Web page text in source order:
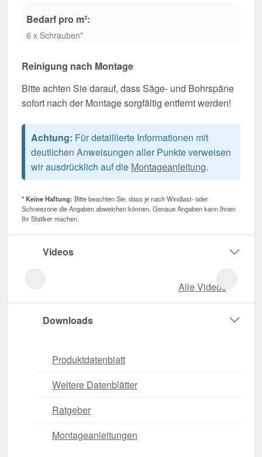
Bedarf pro m²:
6 x Schrauben*
Reinigung nach Montage
Bitte achten Sie darauf, dass Säge- und Bohrspäne
sofort nach der Montage sorgfältig entfernt werden!
Achtung: Für detaillierte Informationen mit
deutlichen Anweisungen aller Punkte verweisen
wir ausdrücklich auf die Montageanleitung.
* Keine Haftung: Bitte beachten Sie, dass je nach Windlast- oder
Schneezone die Angaben abweichen können. Genaue Angaben kann Ihnen
Ihr Statiker machen.
Videos
Alle Videos
Downloads
Produktdatenblatt
Weitere Datenblätter
Ratgeber
Montageanleitungen